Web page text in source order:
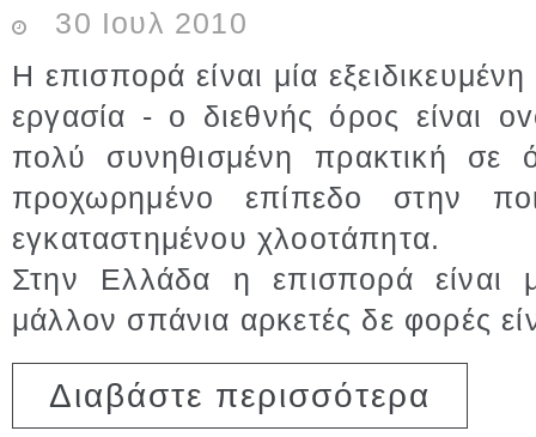
30 Ιουλ 2010
Η επισπορά είναι μία
εργασία - ο διεθνής όρος είναι
πολύ συνηθισμένη πρακτική σε
προχωρημένο επίπεδο στην
εγκαταστημένου χλοοτάπητα.
Στην Ελλάδα η επισπορά είναι
μάλλον σπάνια αρκετές δε φορές
Διαβάστε περισσότερα